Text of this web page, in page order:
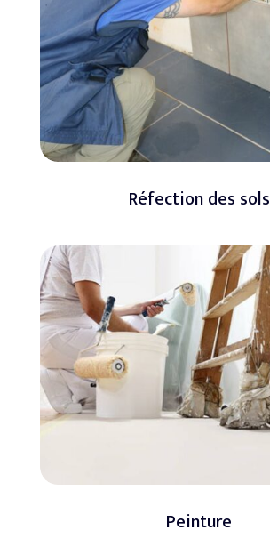
Réfection des sols
Peinture